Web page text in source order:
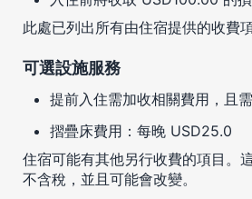
此處已列出所有由住宿提供的收費項
可選設施服務
提前入住需加收相關費用，且
摺疊床費用：每晚 USD25.0
住宿可能有其他另行收費的項目。
不含稅，並且可能會改變。